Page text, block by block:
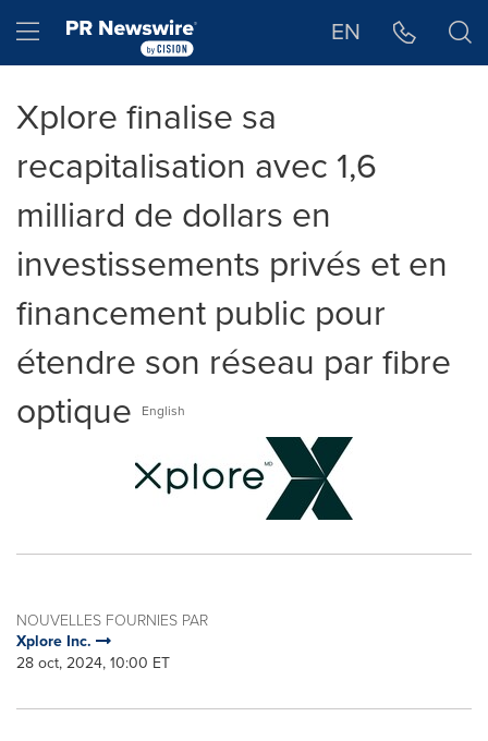
Hamburger menu EN
Xplore finalise sa
recapitalisation avec 1,6
milliard de dollars en
investissements privés et en
financement public pour
étendre son réseau par fibre
optique
English
NOUVELLES FOURNIES PAR
Xplore Inc.
28 oct, 2024, 10:00 ET